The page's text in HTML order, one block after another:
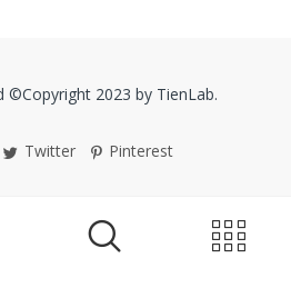
©Copyright 2023 by TienLab.
Twitter Pinterest